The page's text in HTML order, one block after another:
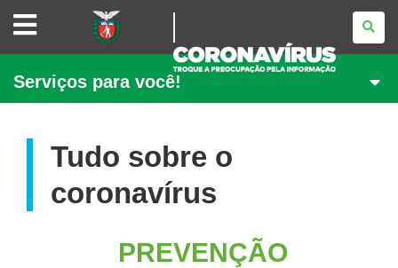
CAMPANHA
CORONAVÍRUS
GOVERNO
DO
PARANÁ
Serviços para você!
Tudo sobre o
coronavírus
PREVENÇÃO